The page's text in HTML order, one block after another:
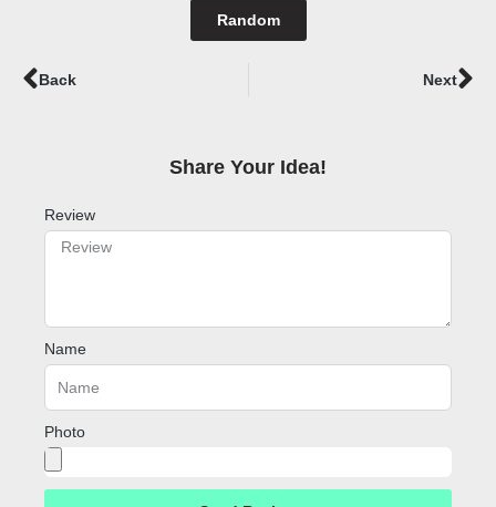
Random
Prev
Back Next
Share Your Idea!​
Review
Name
Photo